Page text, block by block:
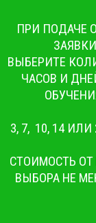
ПРИ ПОДАЧЕ
ЗАЯВКИ
ВЫБЕРИТЕ
ЧАСОВ И
3, 7, 10, 14
СТОИМОСТЬ
ВЫБОРА НЕ